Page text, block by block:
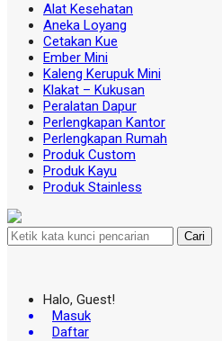
Alat Kesehatan
Aneka Loyang
Cetakan Kue
Ember Mini
Kaleng Kerupuk Mini
Klakat – Kukusan
Peralatan Dapur
Perlengkapan Kantor
Perlengkapan Rumah
Produk Custom
Produk Kayu
Produk Stainless
Cari
Halo, Guest!
Masuk
Daftar